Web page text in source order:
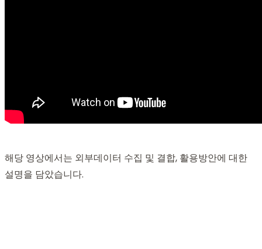
해당 영상에서는 외부데이터 수집 및 결합, 활용방안에 대한
설명을 담았습니다.